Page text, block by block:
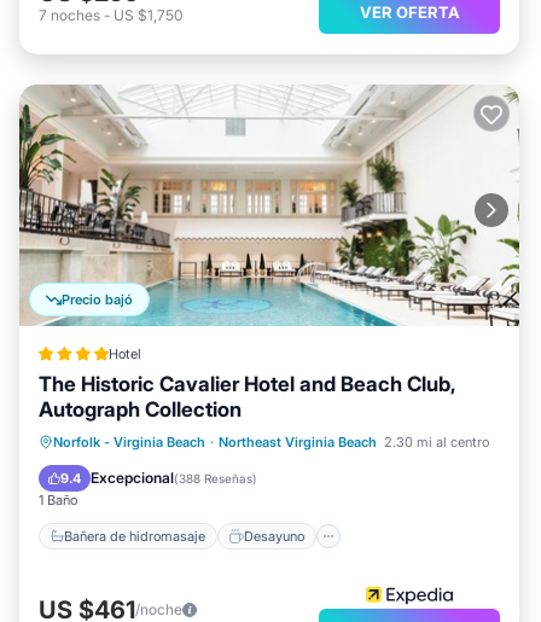
7 noches - US $1,750 VER OFERTA
Precio bajó
Hotel
The Historic Cavalier Hotel and Beach Club,
Autograph Collection
Norfolk - Virginia Beach · Northeast Virginia Beach 2.30 mi al centro
9.4 Excepcional(388 Reseñas)
1 Baño
Bañera de hidromasaje Desayuno
Bañera de hidromasaje
Desayuno
Aparcamiento
US $461/noche